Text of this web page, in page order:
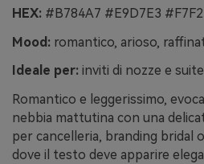
HEX: #B784A7 #E9D7E3
Mood: romantico, arioso,
Ideale per: inviti di nozze e suite
Romantico e leggerissimo,
nebbia mattutina con una
per cancelleria, branding bridal
dove il testo deve apparire